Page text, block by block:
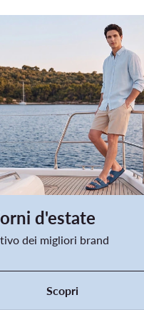
d'estate
dei migliori brand
Scopri